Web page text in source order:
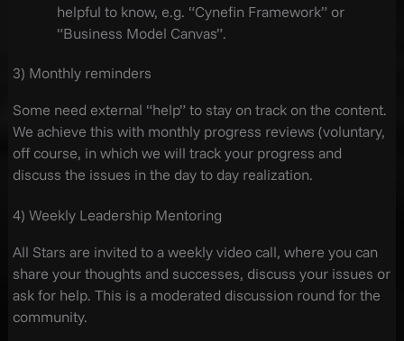
helpful to know, e.g. “Cynefin Framework” or
“Business Model Canvas”.
3) Monthly reminders
Some need external “help” to stay on track on the content.
We achieve this with monthly progress reviews (voluntary,
off course, in which we will track your progress and
discuss the issues in the day to day realization.
4) Weekly Leadership Mentoring
All Stars are invited to a weekly video call, where you can
share your thoughts and successes, discuss your issues or
ask for help. This is a moderated discussion round for the
community.